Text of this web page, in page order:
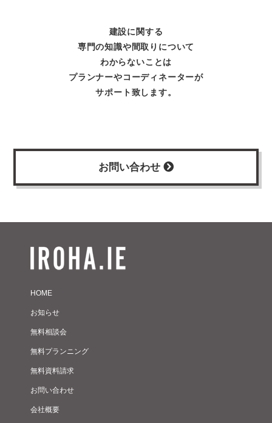
建設に関する
専門の知識や間取りについて
わからないことは
プランナーやコーディネーターが
サポート致します。
お問い合わせ
HOME
お知らせ
無料相談会
無料プランニング
無料資料請求
お問い合わせ
会社概要